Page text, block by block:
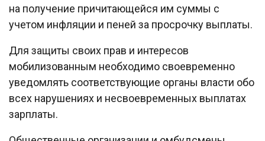
на получение причитающейся им суммы с
учетом инфляции и пеней за просрочку выплаты.
Для защиты своих прав и интересов
мобилизованным необходимо своевременно
уведомлять соответствующие органы власти обо
всех нарушениях и несвоевременных выплатах
зарплаты.